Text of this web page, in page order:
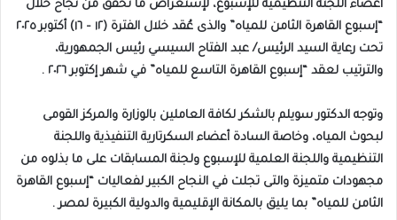
أعضاء اللجنة التنظيمية للإسبوع، لإستعراض ما تحقق من نجاح خلال
“إسبوع القاهرة الثامن للمياه” والذى عُقد خلال الفترة (١٢ – ١٦) أكتوبر ٢٠٢٥
تحت رعاية السيد الرئيس/ عبد الفتاح السيسي رئيس الجمهورية،
والترتيب لعقد “إسبوع القاهرة التاسع للمياه” في شهر إكتوبر ٢٠٢٦ .
وتوجه الدكتور سويلم بالشكر لكافة العاملين بالوزارة والمركز القومى
لبحوث المياه، وخاصة السادة أعضاء السكرتارية التنفيذية واللجنة
التنظيمية واللجنة العلمية للإسبوع ولجنة المسابقات على ما بذلوه من
مجهودات متميزة والتى تجلت في النجاح الكبير لفعاليات “إسبوع القاهرة
الثامن للمياه” بما يليق بالمكانة الإقليمية والدولية الكبيرة لمصر .